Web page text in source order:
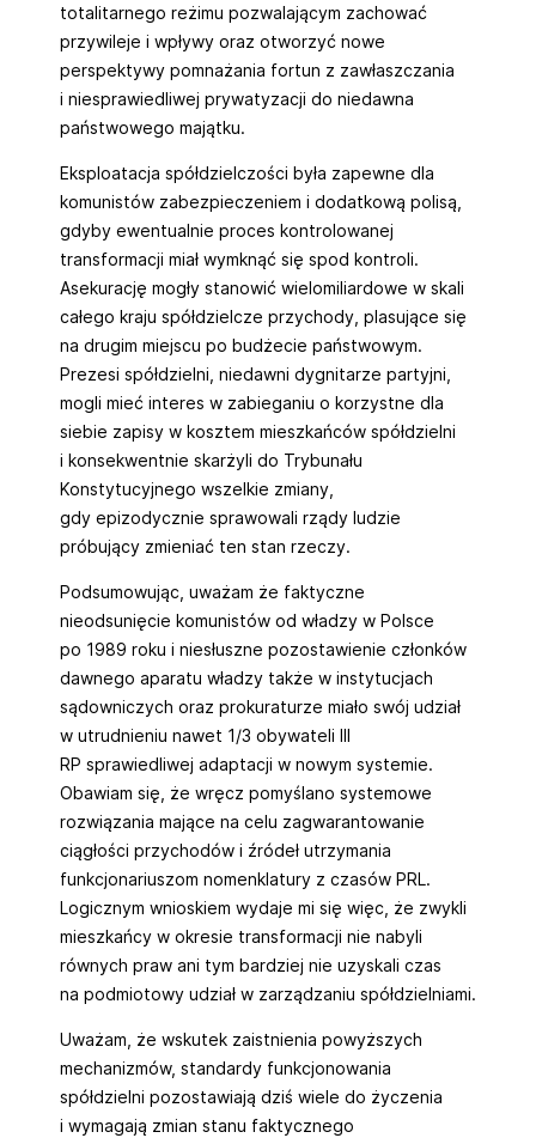
totalitarnego reżimu pozwalającym zachować
przywileje i wpływy oraz otworzyć nowe
perspektywy pomnażania fortun z zawłaszczania
i niesprawiedliwej prywatyzacji do niedawna
państwowego majątku.
Eksploatacja spółdzielczości była zapewne dla
komunistów zabezpieczeniem i dodatkową polisą,
gdyby ewentualnie proces kontrolowanej
transformacji miał wymknąć się spod kontroli.
Asekurację mogły stanowić wielomiliardowe w skali
całego kraju spółdzielcze przychody, plasujące się
na drugim miejscu po budżecie państwowym.
Prezesi spółdzielni, niedawni dygnitarze partyjni,
mogli mieć interes w zabieganiu o korzystne dla
siebie zapisy w kosztem mieszkańców spółdzielni
i konsekwentnie skarżyli do Trybunału
Konstytucyjnego wszelkie zmiany,
gdy epizodycznie sprawowali rządy ludzie
próbujący zmieniać ten stan rzeczy.
Podsumowując, uważam że faktyczne
nieodsunięcie komunistów od władzy w Polsce
po 1989 roku i niesłuszne pozostawienie członków
dawnego aparatu władzy także w instytucjach
sądowniczych oraz prokuraturze miało swój udział
w utrudnieniu nawet 1/3 obywateli III
RP sprawiedliwej adaptacji w nowym systemie.
Obawiam się, że wręcz pomyślano systemowe
rozwiązania mające na celu zagwarantowanie
ciągłości przychodów i źródeł utrzymania
funkcjonariuszom nomenklatury z czasów PRL.
Logicznym wnioskiem wydaje mi się więc, że zwykli
mieszkańcy w okresie transformacji nie nabyli
równych praw ani tym bardziej nie uzyskali czas
na podmiotowy udział w zarządzaniu spółdzielniami.
Uważam, że wskutek zaistnienia powyższych
mechanizmów, standardy funkcjonowania
spółdzielni pozostawiają dziś wiele do życzenia
i wymagają zmian stanu faktycznego